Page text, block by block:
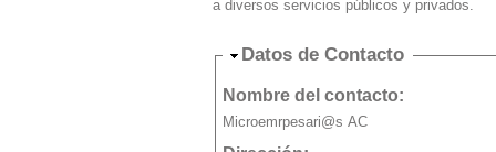
a diversos servicios públicos y privados.
Ocultar
Datos de Contacto
Nombre del contacto:
Microemrpesari@s AC